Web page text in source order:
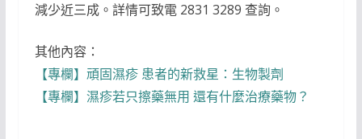
減少近三成。詳情可致電 2831 3289 查詢。
其他內容：
【專欄】頑固濕疹 患者的新救星：生物製劑
【專欄】濕疹若只擦藥無用 還有什麼治療藥物？